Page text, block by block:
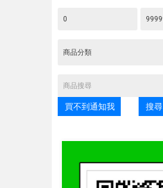
買不到通知我 搜尋